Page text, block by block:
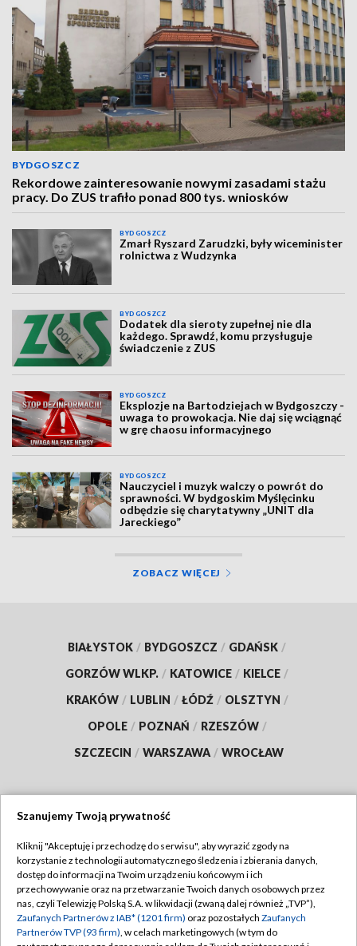
BYDGOSZCZ
Rekordowe zainteresowanie nowymi zasadami stażu
pracy. Do ZUS trafiło ponad 800 tys. wniosków
BYDGOSZCZ
Zmarł Ryszard Zarudzki, były wiceminister
rolnictwa z Wudzynka
BYDGOSZCZ
Dodatek dla sieroty zupełnej nie dla
każdego. Sprawdź, komu przysługuje
świadczenie z ZUS
BYDGOSZCZ
Eksplozje na Bartodziejach w Bydgoszczy -
uwaga to prowokacja. Nie daj się wciągnąć
w grę chaosu informacyjnego
BYDGOSZCZ
Nauczyciel i muzyk walczy o powrót do
sprawności. W bydgoskim Myślęcinku
odbędzie się charytatywny „UNIT dla
Jareckiego”
ZOBACZ WIĘCEJ
BIAŁYSTOK / BYDGOSZCZ / GDAŃSK /
GORZÓW WLKP. / KATOWICE / KIELCE /
KRAKÓW / LUBLIN / ŁÓDŹ / OLSZTYN /
OPOLE / POZNAŃ / RZESZÓW /
SZCZECIN / WARSZAWA / WROCŁAW
TVP
Abonament TVP
Emisja w TVP
Centrum informacji TVP
Regulamin TVP
Polityka prywatności
Szanujemy Twoją prywatność
Kliknij "Akceptuję i przechodzę do serwisu", aby wyrazić zgody na
korzystanie z technologii automatycznego śledzenia i zbierania danych,
dostęp do informacji na Twoim urządzeniu końcowym i ich
przechowywanie oraz na przetwarzanie Twoich danych osobowych przez
nas, czyli Telewizję Polską S.A. w likwidacji (zwaną dalej również „TVP”),
Zaufanych Partnerów z IAB* (1201 firm) oraz pozostałych Zaufanych
Partnerów TVP (93 firm), w celach marketingowych (w tym do